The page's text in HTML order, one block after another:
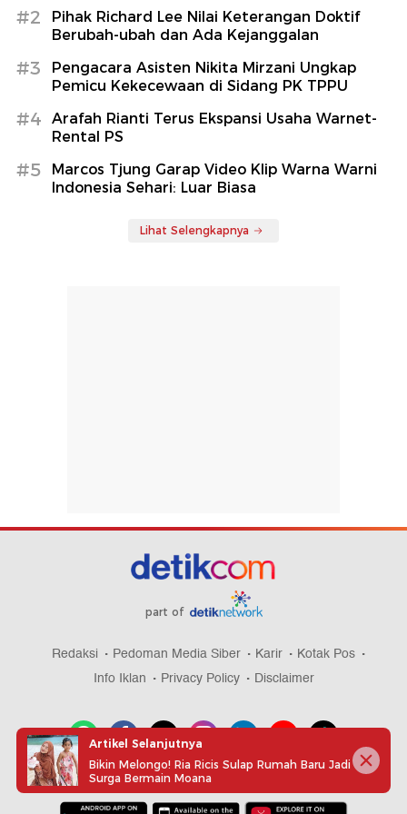
#2
Pihak Richard Lee Nilai Keterangan Doktif
Berubah-ubah dan Ada Kejanggalan
#3
Pengacara Asisten Nikita Mirzani Ungkap
Pemicu Kekecewaan di Sidang PK TPPU
#4
Arafah Rianti Terus Ekspansi Usaha Warnet-
Rental PS
#5
Marcos Tjung Garap Video Klip Warna Warni
Indonesia Sehari: Luar Biasa
Lihat Selengkapnya
part of
Redaksi Pedoman Media Siber Karir
Kotak Pos
Info Iklan
Privacy Policy Disclaimer
Download aplikasi detikcom
Artikel Selanjutnya
Bikin Melongo! Ria Ricis Sulap Rumah Baru Jadi
Surga Bermain Moana